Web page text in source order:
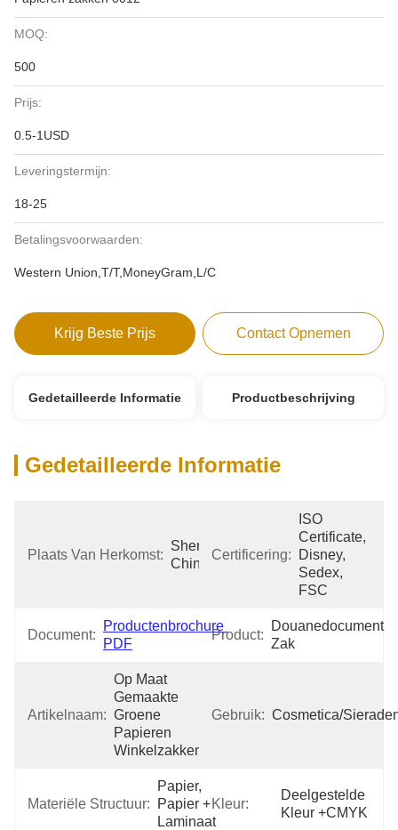
MOQ:
500
Prijs:
0.5-1USD
Leveringstermijn:
18-25
Betalingsvoorwaarden:
Western Union,T/T,MoneyGram,L/C
Krijg Beste Prijs Contact Opnemen
Gedetailleerde Informatie Productbeschrijving
Gedetailleerde Informatie
Plaats Van Herkomst:
Shenzhen
China
Certificering:
ISO
Certificate,
Disney,
Sedex,
FSC
Document:
Productenbrochure
PDF
Product:
Douanedocument
Zak
Artikelnaam:
Op Maat
Gemaakte
Groene
Papieren
Winkelzakken
Gebruik: Cosmetica/
Materiële Structuur:
Papier,
Papier +
Laminaat
Kleur:
Deelgestelde
Kleur +CMYK